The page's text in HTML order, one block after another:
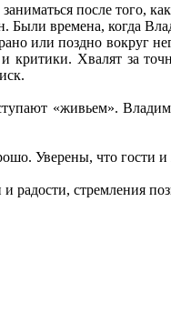
заниматься после
Были времена, когда
или поздно вокруг
Хвалят за
«живьем».
Уверены, что гости
радости, стремления